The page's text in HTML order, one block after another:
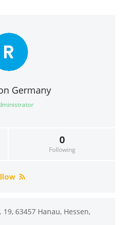
R
Germany
0
Following
63457 Hanau, Hessen,